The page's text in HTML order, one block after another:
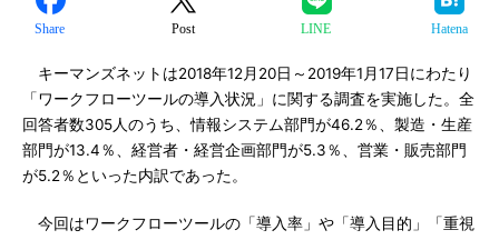
Share Post LINE Hatena
キーマンズネットは2018年12月20日～2019年1月17日にわたり
「ワークフローツールの導入状況」に関する調査を実施した。全
回答者数305人のうち、情報システム部門が46.2％、製造・生産
部門が13.4％、経営者・経営企画部門が5.3％、営業・販売部門
が5.2％といった内訳であった。
今回はワークフローツールの「導入率」や「導入目的」「重視